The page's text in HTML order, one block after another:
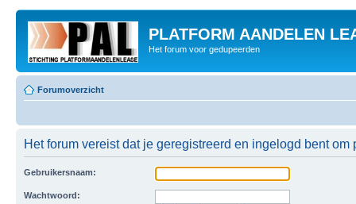
PLATFORM AANDELEN
Het forum voor gedupeerden
Forumoverzicht
Het forum vereist dat je geregistreerd en ingelogd bent om
Gebruikersnaam:
Wachtwoord: